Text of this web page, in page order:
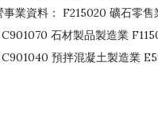
業資料： F215020 礦石零
石材製品製造業
預拌混凝土製造業
日常用品批發業